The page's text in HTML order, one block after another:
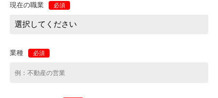
現在の職業 必須
業種 必須